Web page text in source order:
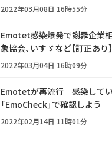
2022年03月08日 16時55分
Emotet感染爆発で謝罪企業
象協会、いすゞなど【訂正あり】
2022年03月04日 16時09分
Emotetが再流行 感染して
「EmoCheck」で確認しよう
2022年02月14日 11時01分